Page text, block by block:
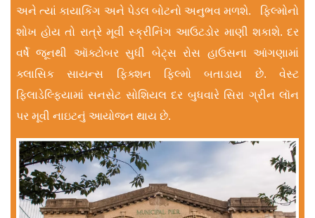
અને ત્યાં કાયાકિંગ અને પેડલ બોટનો અનુભવ મળશે. ફિલ્મોનો
શોખ હોય તો રાત્રે મૂવી સ્ક્રીનિંગ આઉટડોર માણી શકાશે. દર
વર્ષે જૂનથી ઑક્ટોબર સુધી બેટ્સ રોસ હાઉસના આંગણામાં
ક્લાસિક સાયન્સ ફિક્શન ફિલ્મો બતાડાય છે. વેસ્ટ
ફિલાડેલ્ફિયામાં સનસેટ સોશિયલ દર બુધવારે સિરા ગ્રીન લૉન
પર મૂવી નાઇટનું આયોજન થાય છે.